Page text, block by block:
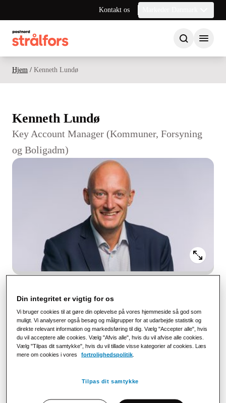
Kontakt os
Hjem / Kenneth Lundø
Kenneth Lundø
Key Account Manager (Kommuner, Forsyning
og Boligadm)
kenneth.lundo@stralfors.dk
Kontor
København
Sprog
Dansk, Engelsk
Din integritet er vigtig for os
Vi bruger cookies til at gøre din oplevelse på vores hjemmeside så god som
muligt. Vi analyserer også besøg og målgrupper for at udarbejde statistik og
direkte relevant information og markedsføring til dig. Vælg "Accepter alle", hvis
du vil acceptere alle cookies. Vælg "Afvis alle", hvis du vil afvise alle cookies.
Vælg "Tilpas dit samtykke", hvis du vil tillade visse kategorier af cookies. Læs
mere om cookies i vores
fortrolighedspolitik
Tilpas dit samtykke